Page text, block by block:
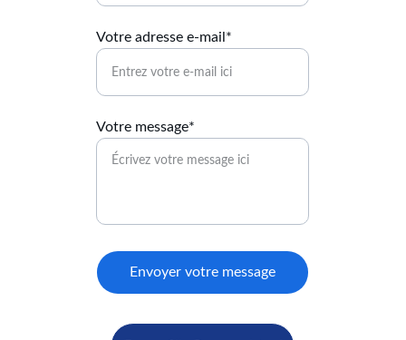
Votre adresse e-mail*
Votre message*
Envoyer votre message